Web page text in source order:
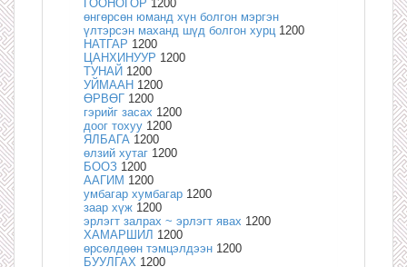
ГООНОГОР 1200
өнгөрсөн юманд хүн болгон мэргэн
үлтэрсэн маханд шүд болгон хурц 1200
НАТГАР 1200
ЦАНХИНУУР 1200
ТУНАЙ 1200
УЙМААН 1200
ӨРВӨГ 1200
гэрийг засах 1200
доог тохуу 1200
ЯЛБАГА 1200
өлзий хутаг 1200
БООЗ 1200
ААГИМ 1200
умбагар хумбагар 1200
заар хүж 1200
эрлэгт залрах ~ эрлэгт явах 1200
ХАМАРШИЛ 1200
өрсөлдөөн тэмцэлдээн 1200
БУУЛГАХ 1200